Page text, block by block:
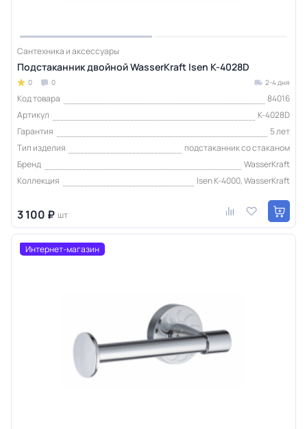
Сантехника и аксессуары
Подстаканник двойной WasserKraft Isen K-4028D
0 0 2-4 дня
Код товара
84016
Артикул
K-4028D
Гарантия
5 лет
Тип изделия
подстаканник со стаканом
Бренд
WasserKraft
Коллекция
Isen K-4000, WasserKraft
3 100 ₽ шт
Интернет-магазин